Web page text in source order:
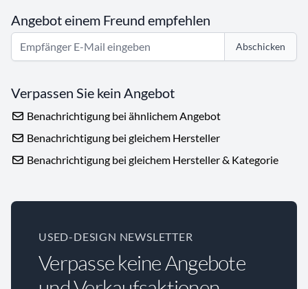
Angebot einem Freund empfehlen
Abschicken
Verpassen Sie kein Angebot
Benachrichtigung bei ähnlichem Angebot
Benachrichtigung bei gleichem Hersteller
Benachrichtigung bei gleichem Hersteller & Kategorie
USED-DESIGN NEWSLETTER
Verpasse keine Angebote